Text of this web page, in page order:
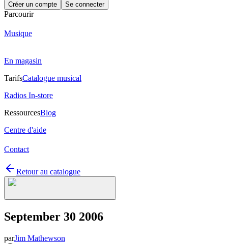
Créer un compte Se connecter
Parcourir
Musique
En magasin
TarifsCatalogue musical
Radios In-store
RessourcesBlog
Centre d'aide
Contact
Retour au catalogue
September 30 2006
parJim Mathewson